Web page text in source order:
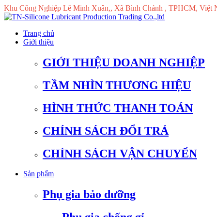
Khu Công Nghiệp Lê Minh Xuân,, Xã Bình Chánh , TPHCM, Việt
Trang chủ
Giới thiệu
GIỚI THIỆU DOANH NGHIỆP
TẦM NHÌN THƯƠNG HIỆU
HÌNH THỨC THANH TOÁN
CHÍNH SÁCH ĐỔI TRẢ
CHÍNH SÁCH VẬN CHUYỂN
Sản phẩm
Phụ gia bảo dưỡng